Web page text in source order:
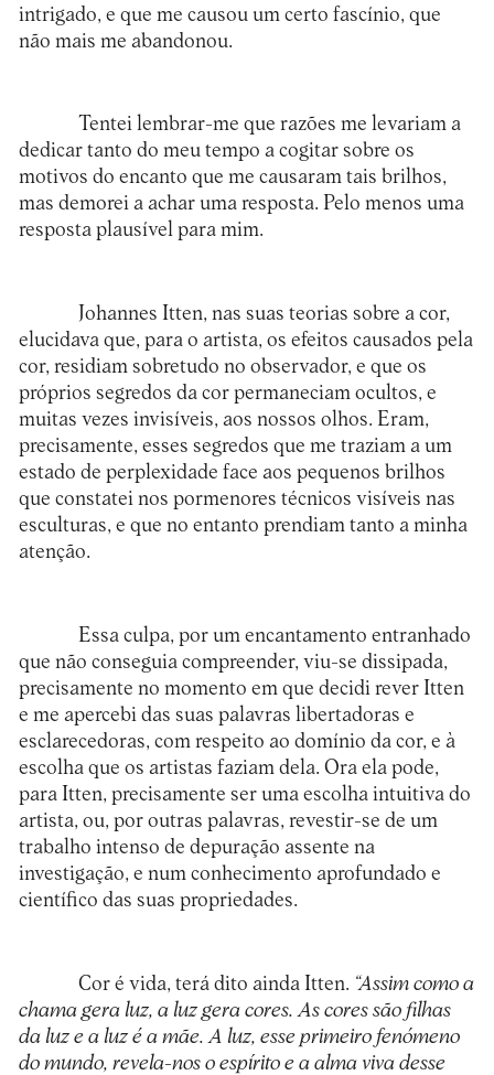
intrigado, e que me causou um certo fascínio, que
não mais me abandonou.
Tentei lembrar-me que razões me levariam a
dedicar tanto do meu tempo a cogitar sobre os
motivos do encanto que me causaram tais brilhos,
mas demorei a achar uma resposta. Pelo menos uma
resposta plausível para mim.
Johannes Itten, nas suas teorias sobre a cor,
elucidava que, para o artista, os efeitos causados pela
cor, residiam sobretudo no observador, e que os
próprios segredos da cor permaneciam ocultos, e
muitas vezes invisíveis, aos nossos olhos. Eram,
precisamente, esses segredos que me traziam a um
estado de perplexidade face aos pequenos brilhos
que constatei nos pormenores técnicos visíveis nas
esculturas, e que no entanto prendiam tanto a minha
atenção.
Essa culpa, por um encantamento entranhado
que não conseguia compreender, viu-se dissipada,
precisamente no momento em que decidi rever Itten
e me apercebi das suas palavras libertadoras e
esclarecedoras, com respeito ao domínio da cor, e à
escolha que os artistas faziam dela. Ora ela pode,
para Itten, precisamente ser uma escolha intuitiva do
artista, ou, por outras palavras, revestir-se de um
trabalho intenso de depuração assente na
investigação, e num conhecimento aprofundado e
científico das suas propriedades.
Cor é vida, terá dito ainda Itten. “Assim como a
chama gera luz, a luz gera cores. As cores são filhas
da luz e a luz é a mãe. A luz, esse primeiro fenómeno
do mundo, revela-nos o espírito e a alma viva desse